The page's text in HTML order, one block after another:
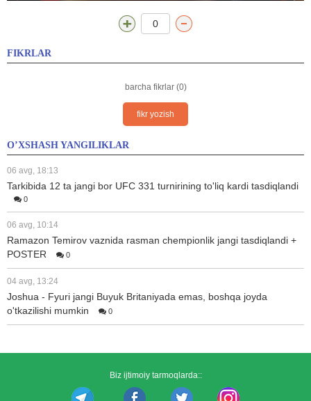
0
FIKRLAR
barcha fikrlar (0)
fikr yozish
O’XSHASH YANGILIKLAR
06 avg, 18:13
Tarkibida 12 ta jangi bor UFC 331 turnirining to'liq kardi tasdiqlandi
0
06 avg, 10:14
Ramazon Temirov vaznida rasman chempionlik jangi tasdiqlandi +
POSTER
0
04 avg, 13:24
Joshua - Fyuri jangi Buyuk Britaniyada emas, boshqa joyda
o'tkazilishi mumkin
0
Biz ijtimoiy tarmoqlarda::